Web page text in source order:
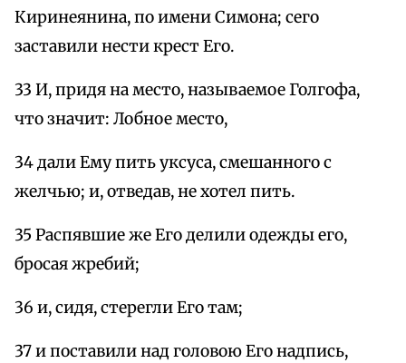
Киринеянина, по имени Симона; сего
заставили нести крест Его.
33 И, придя на место, называемое Голгофа,
что значит: Лобное место,
34 дали Ему пить уксуса, смешанного с
желчью; и, отведав, не хотел пить.
35 Распявшие же Его делили одежды его,
бросая жребий;
36 и, сидя, стерегли Его там;
37 и поставили над головою Его надпись,